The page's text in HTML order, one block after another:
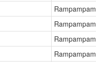
Rampampam
Rampampam
Rampampam
Rampampam